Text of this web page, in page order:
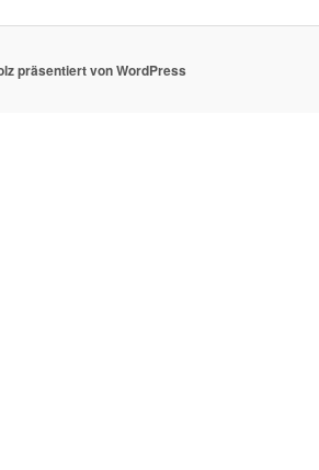
präsentiert von WordPress